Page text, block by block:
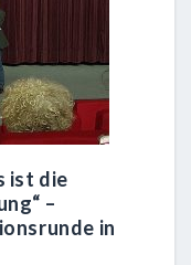
ist die
–
in